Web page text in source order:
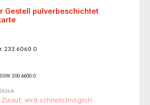
Gestell pulverbeschichtet
233.6060.0
SSW 200.6600.0
wird schnellstmöglich